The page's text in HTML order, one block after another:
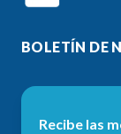
BOLETÍN DE
Recibe las